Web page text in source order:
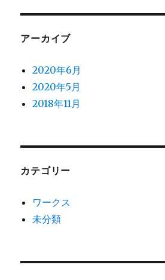
アーカイブ
2020年6月
2020年5月
2018年11月
カテゴリー
ワークス
未分類